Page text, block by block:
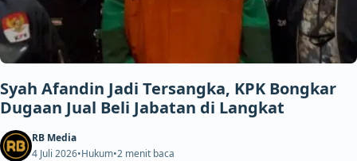
Syah Afandin Jadi Tersangka, KPK Bongkar
Dugaan Jual Beli Jabatan di Langkat
RB Media
4 Juli 2026•Hukum•2 menit baca